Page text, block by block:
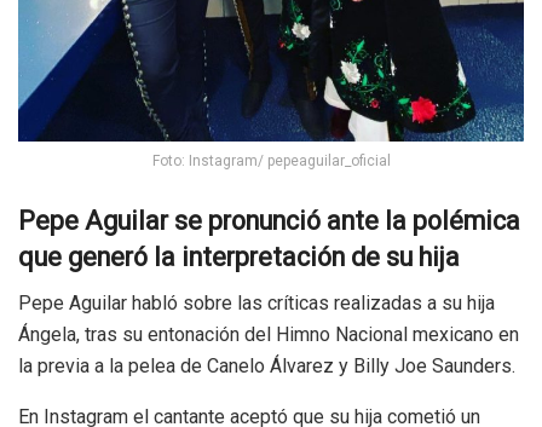
Foto: Instagram/ pepeaguilar_oficial
Pepe Aguilar se pronunció ante la polémica
que generó la interpretación de su hija
Pepe Aguilar habló sobre las críticas realizadas a su hija
Ángela, tras su entonación del Himno Nacional mexicano en
la previa a la pelea de Canelo Álvarez y Billy Joe Saunders.
En Instagram el cantante aceptó que su hija cometió un